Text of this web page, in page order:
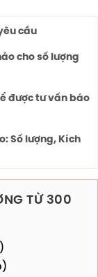
cầu
cho số lượng
được tư vấn báo
Số lượng, Kích
TỪ 300